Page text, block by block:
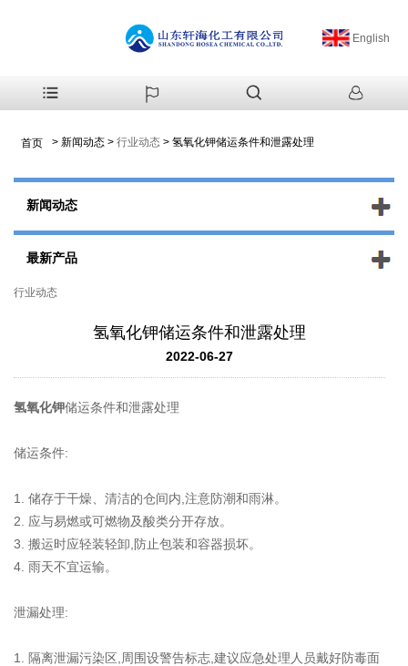
English
首页 > 新闻动态 > 行业动态 > 氢氧化钾储运条件和泄露处理
新闻动态
最新产品
行业动态
氢氧化钾储运条件和泄露处理
2022-06-27
氢氧化钾储运条件和泄露处理
储运条件:
1. 储存于干燥、清洁的仓间内,注意防潮和雨淋。
2. 应与易燃或可燃物及酸类分开存放。
3. 搬运时应轻装轻卸,防止包装和容器损坏。
4. 雨天不宜运输。
泄漏处理:
1. 隔离泄漏污染区,周围设警告标志,建议应急处理人员戴好防毒面